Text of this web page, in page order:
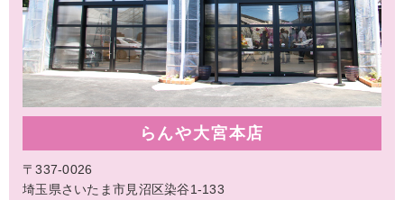
らんや大宮本店
〒337-0026
埼玉県さいたま市見沼区染谷1-133